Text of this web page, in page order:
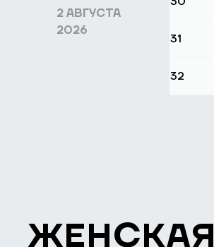
2 АВГУСТА
2026
31
32
ЖЕНСКАЯ